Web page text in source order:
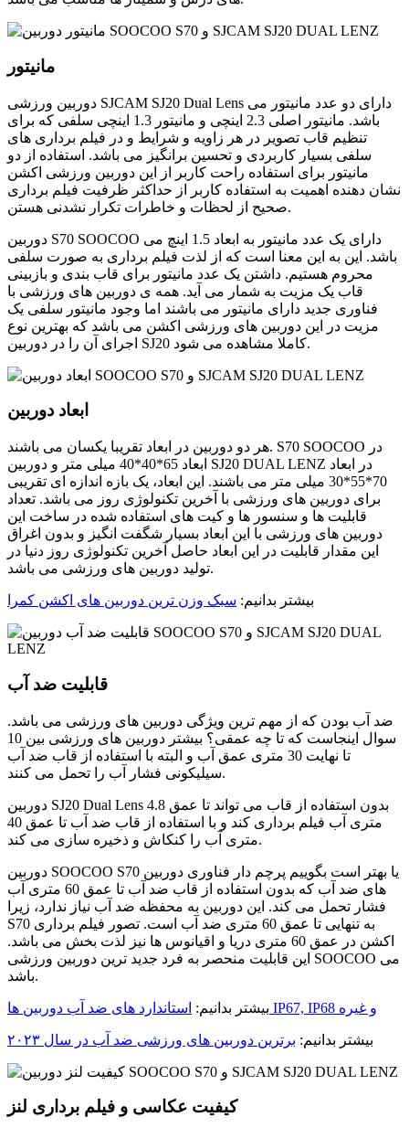
مانیتور
دوربین ورزشی SJCAM SJ20 Dual Lens دارای دو عدد مانیتور می
باشد. مانیتور اصلی 2.3 اینچی و مانیتور 1.3 اینچی سلفی که برای
تنظیم قاب تصویر در هر زاویه و شرایط و در فیلم برداری های
سلفی بسیار کاربردی و تحسین برانگیز می باشد. استفاده از دو
مانیتور برای استفاده راحت کاربر از این دوربین ورزشی اکشن
نشان دهنده اهمیت به استفاده کاربر از حداکثر ظرفیت فیلم برداری
صحیح از لحظات و خاطرات تکرار نشدنی هستن.
دوربین S70 SOOCOO دارای یک عدد مانیتور به ابعاد 1.5 اینچ می
باشد. این به این معنا است که از لذت فیلم برداری به صورت سلفی
محروم هستیم. داشتن یک عدد مانیتور برای قاب بندی و بازبینی
قاب یک مزیت به شمار می آید. همه ی دوربین های ورزشی با
فناوری جدید دارای مانیتور می باشند اما وجود مانیتور سلفی یک
مزیت در این دوربین های ورزشی اکشن می باشد که بهترین نوع
اجرای آن را در دوربین SJ20 کاملا مشاهده می شود.
ابعاد دوربین
هر دو دوربین در ابعاد تقریبا یکسان می باشند. S70 SOOCOO در
ابعاد 65*40*40 میلی متر و دوربین SJ20 DUAL LENZ در ابعاد
70*55*30 میلی متر می باشند. این ابعاد، یک بازه اندازه ای تقریبی
برای دوربین های ورزشی با آخرین تکنولوژی روز می باشد. تعداد
قابلیت ها و سنسور ها و کیت های استفاده شده در ساخت این
دوربین های ورزشی با این ابعاد بسیار شگفت انگیز و بدون اغراق
این مقدار قابلیت در این ابعاد حاصل آخرین تکنولوژی روز دنیا در
تولید دوربین های ورزشی می باشد.
بیشتر بدانیم: سبک وزن ترین دوربین های اکشن کمرا
قابلیت ضد آب
ضد آب بودن که از مهم ترین ویژگی دوربین های ورزشی می باشد.
سوال اینجاست که تا چه عمقی؟ بیشتر دوربین های ورزشی بین 10
تا نهایت 30 متری عمق آب و البته با استفاده از قاب ضد آب
سیلیکونی فشار آب را تحمل می کنند.
دوربین SJ20 Dual Lens بدون استفاده از قاب می تواند تا عمق 4.8
متری آب فیلم برداری کند و با استفاده از قاب ضد آب تا عمق 40
متری آب را کنکاش و ذخیره سازی می کند.
دوربین SOOCOO S70 یا بهتر است بگوییم پرچم دار فناوری دوربین
های ضد آب که بدون استفاده از قاب ضد آب تا عمق 60 متری آب
فشار تحمل می کند. این دوربین به محفظه ضد آب نیاز ندارد، زیرا
S70 به تنهایی تا عمق 60 متری ضد آب است. تصور فیلم برداری
اکشن در عمق 60 متری دریا و اقیانوس ها نیز لذت بخش می باشد.
این قابلیت منحصر به فرد جدید ترین دوربین ورزشی SOOCOO می
باشد.
بیشتر بدانیم: استاندارد های ضد آب دوربین ها IP67, IP68 و غیره
بیشتر بدانیم: برترین دوربین های ورزشی ضد آب در سال ۲۰۲۳
کیفیت عکاسی و فیلم برداری لنز